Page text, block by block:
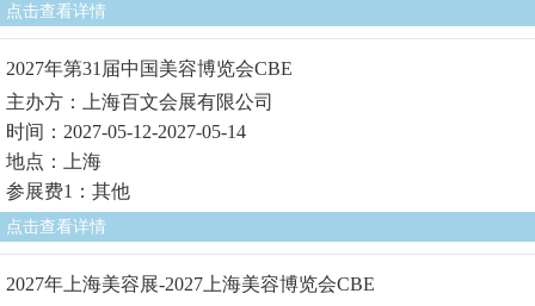
点击查看详情
2027年第31届中国美容博览会CBE
主办方：上海百文会展有限公司
时间：2027-05-12-2027-05-14
地点：上海
参展费1：其他
点击查看详情
2027年上海美容展-2027上海美容博览会CBE